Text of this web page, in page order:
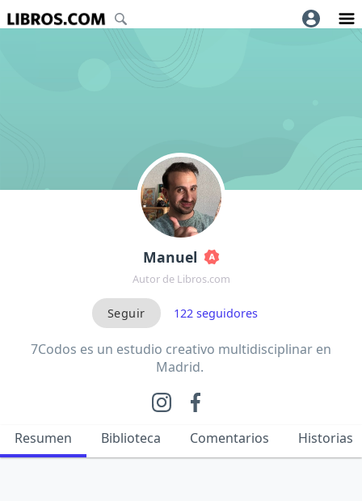
Manuel
Autor de Libros.com
122seguidores
7Codos es un estudio creativo multidisciplinar en
Madrid.
Resumen Biblioteca Comentarios Historias